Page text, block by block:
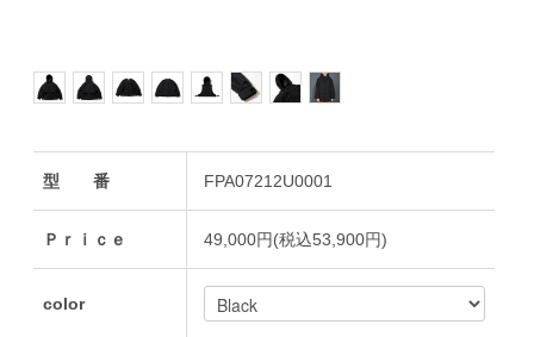
型 番 FPA07212U0001
Ｐｒｉｃｅ 49,000円(税込53,900円)
color